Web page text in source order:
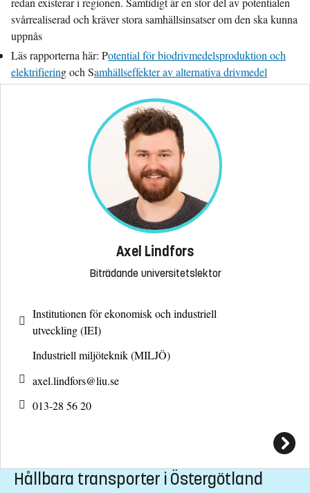
svårrealiserad och kräver stora samhällsinsatser om den ska kunna
uppnås
Läs rapporterna här: Potential för biodrivmedelsproduktion och
elektrifiering och Samhällseffekter av alternativa drivmedel
Axel Lindfors
Biträdande universitetslektor
Institutionen för ekonomisk och industriell
utveckling (IEI)
Industriell miljöteknik (MILJÖ)
axel.lindfors@liu.se
013-28 56 20
Hållbara transporter i Östergötland